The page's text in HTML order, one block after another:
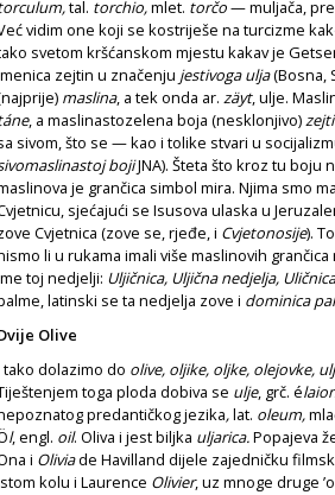
tal. torchio,mlet. torčo— muljača,
vidim one koji se kostriješe na turcizme
svetom kršćanskom mjestu kakav je
zejtin u značenju jestivoga ulja(Bosna,
maslina, a tek onda ar. zäyt, ulje.
, a maslinastozelena boja (nesklonjivo)
sivom, što se — kao i tolike stvari u
sivomaslinastoj bojiJNA). Šteta što kroz tu boju
je grančica simbol mira. Njima smo
sjećajući se Isusova ulaska u
Cvjetnica (zove se, rjeđe, i Cvjetonosije).
li u rukama imali više maslinovih
toj nedjelji: Uljičnica, Uljična nedjelja, Uličnica
latinski se ta nedjelja zove i dominica
Olive
tako dolazimo do olive, oljike, oljke, olejovke,
toga ploda dobiva se ulje, grč. é
predantičkog jezika,lat. oleum,
l, engl. oil. Oliva i jest biljka uljarica.Popajeva
i Oliviade Havilland dijele zajedničku
kolu i Laurence Olivier, uz mnoge druge